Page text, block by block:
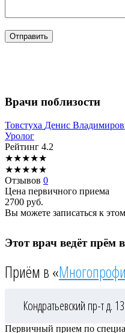
Врачи поблизости
Товстуха Денис
Уролог
Рейтинг 4.2
★★★★★
★★★★★
Отзывов 0
Цена первичного приема
2700 руб.
Вы можете записаться к
Этот врач ведёт
Приём в «
Кондратьевский пр-т д. 13
Первичный прием по